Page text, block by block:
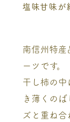
塩味甘味が
南信州特
ーツです。
干し柿の
き薄くの
ズと重ね